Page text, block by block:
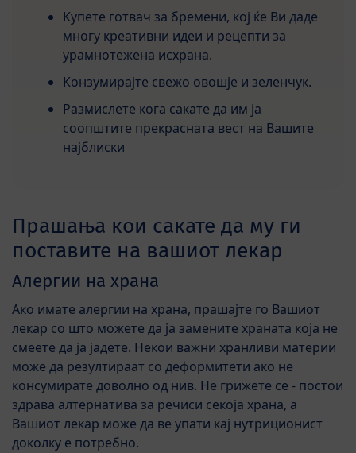
Купете готвач за бремени, кој ќе Ви даде
многу креативни идеи и рецепти за
урамнотежена исхрана.
Конзумирајте свежо овошје и зеленчук.
Размислете кога сакате да им ја
соопштите прекрасната вест на Вашите
најблиски
Прашања кои сакате да му ги
поставите на вашиот лекар
Алергии на храна
Ако имате алергии на храна, прашајте го Вашиот
лекар со што можете да ја замените храната која не
смеете да ја јадете. Некои важни хранливи материи
може да резултираат со деформитети ако не
консумирате доволно од нив. Не грижете се - постои
здрава алтернатива за речиси секоја храна, а
Вашиот лекар може да ве упати кај нутриционист
доколку е потребно.